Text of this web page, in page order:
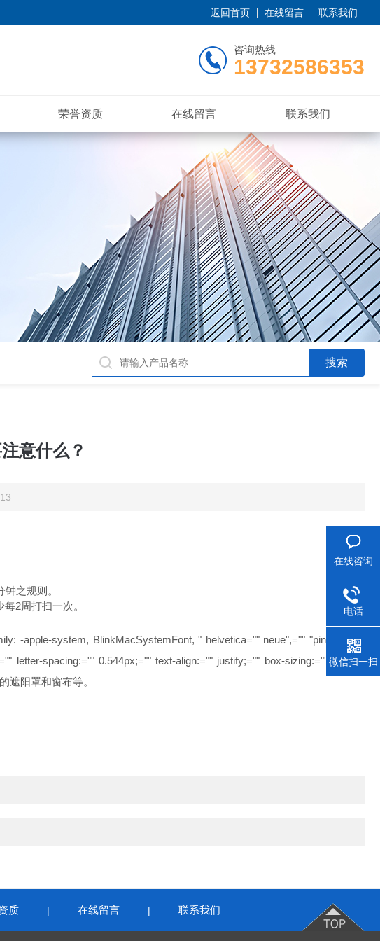
返回首页 在线留言 联系我们
咨询热线
13732586353
荣誉资质 在线留言 联系我们
意什么？
之规则。
2周打扫一次。
-apple-system, BlinkMacSystemFont, " helvetica="" neue",="" "pingfang=""
letter-spacing:="" 0.544px;="" text-align:="" justify;="" box-sizing:="" border-
遮阳罩和窗布等。
质 | 在线留言 | 联系我们
在线咨询
电话
微信扫一扫